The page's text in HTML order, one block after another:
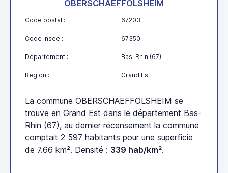
OBERSCHAEFFOLSHEIM
Code postal : 67203
Code insee : 67350
Département : Bas-Rhin (67)
Region : Grand Est
La commune OBERSCHAEFFOLSHEIM se
trouve en Grand Est dans le département Bas-
Rhin (67), au dernier recensement la commune
comptait 2 597 habitants pour une superficie
de 7.66 km². Densité : 339 hab/km².